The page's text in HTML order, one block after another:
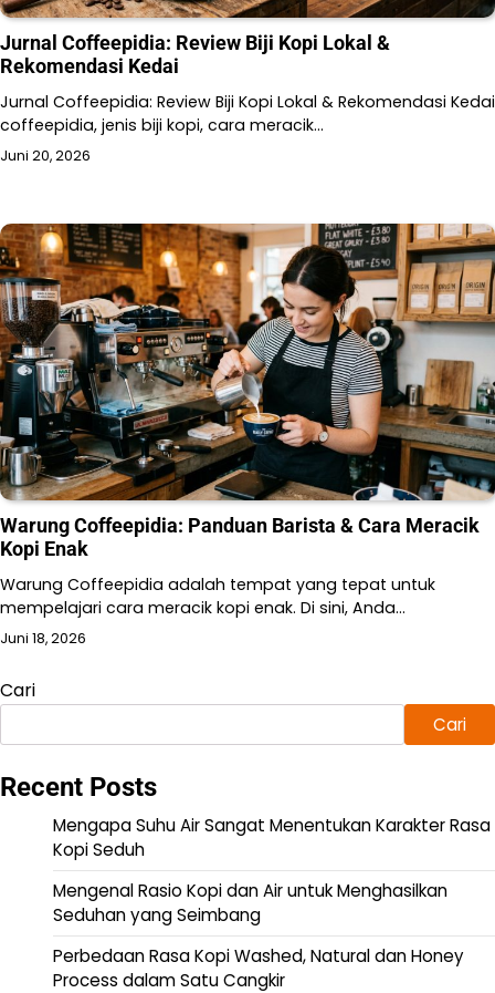
Jurnal Coffeepidia: Review Biji Kopi Lokal &
Rekomendasi Kedai
Jurnal Coffeepidia: Review Biji Kopi Lokal & Rekomendasi Kedai
coffeepidia, jenis biji kopi, cara meracik…
Juni 20, 2026
Warung Coffeepidia: Panduan Barista & Cara Meracik
Kopi Enak
Warung Coffeepidia adalah tempat yang tepat untuk
mempelajari cara meracik kopi enak. Di sini, Anda…
Juni 18, 2026
Cari
Cari
Recent Posts
Mengapa Suhu Air Sangat Menentukan Karakter Rasa
Kopi Seduh
Mengenal Rasio Kopi dan Air untuk Menghasilkan
Seduhan yang Seimbang
Perbedaan Rasa Kopi Washed, Natural dan Honey
Process dalam Satu Cangkir